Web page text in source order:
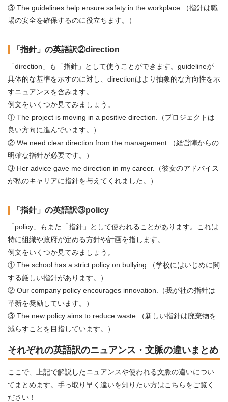
③ The guidelines help ensure safety in the workplace.（指針は職
場の安全を確保するのに役立ちます。）
「指針」の英語訳②direction
「direction」も「指針」として使うことができます。guidelineが
具体的な基準を示すのに対し、directionはより抽象的な方向性を示
すニュアンスを含みます。
例文をいくつか見てみましょう。
① The project is moving in a positive direction.（プロジェクトは
良い方向に進んでいます。）
② We need clear direction from the management.（経営陣からの
明確な指針が必要です。）
③ Her advice gave me direction in my career.（彼女のアドバイス
が私のキャリアに指針を与えてくれました。）
「指針」の英語訳③policy
「policy」もまた「指針」として使われることがあります。これは
特に組織や政府が定める方針や計画を指します。
例文をいくつか見てみましょう。
① The school has a strict policy on bullying.（学校にはいじめに関
する厳しい指針があります。）
② Our company policy encourages innovation.（我が社の指針は
革新を奨励しています。）
③ The new policy aims to reduce waste.（新しい指針は廃棄物を
減らすことを目指しています。）
それぞれの英語訳のニュアンス・文脈の違いまとめ
ここで、上記で解説したニュアンスや使われる文脈の違いについ
てまとめます。手っ取り早く違いを知りたい方はこちらをご覧く
ださい！